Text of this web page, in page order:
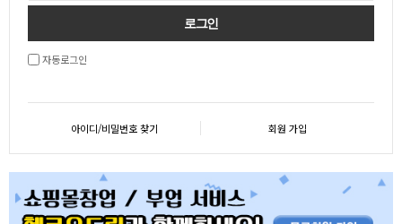
자동로그인
아이디/비밀번호 찾기 회원 가입